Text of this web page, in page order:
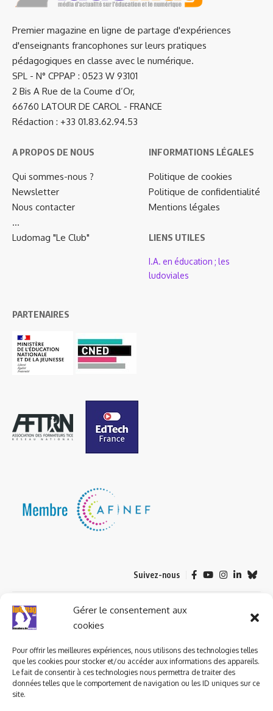
Gérer le consentement aux
cookies
Pour offrir les meilleures expériences, nous utilisons des technologies telles
que les cookies pour stocker et/ou accéder aux informations des appareils.
Le fait de consentir à ces technologies nous permettra de traiter des
données telles que le comportement de navigation ou les ID uniques sur ce
site.
Premier magazine en ligne de partage d'expériences
d'enseignants francophones sur leurs pratiques
pédagogiques en classe avec le numérique.
SPL - N° CPPAP : 0523 W 93101
2 Bis A Rue de la Coume d’Or,
66760 LATOUR DE CAROL - FRANCE
Rédaction : +33 01.83.62.94.53
A PROPOS DE NOUS
Qui sommes-nous ?
Newsletter
Nous contacter
…
Ludomag "Le Club"
INFORMATIONS LÉGALES
Politique de cookies
Politique de confidentialité
Mentions légales
LIENS UTILES
I.A. en éducation ; les
ludoviales
PARTENAIRES
Suivez-nous
© 2023 ludomag.com édité et géré par WOOMEET SAS, powered by